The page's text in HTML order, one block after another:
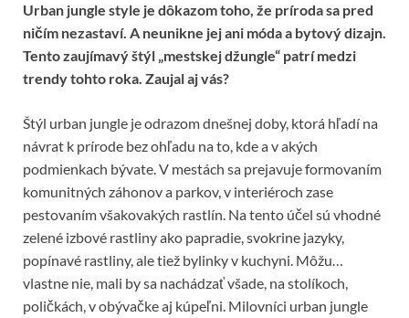
Urban jungle style je dôkazom toho, že príroda sa pred
ničím nezastaví. A neunikne jej ani móda a bytový dizajn.
Tento zaujímavý štýl „mestskej džungle“ patrí medzi
trendy tohto roka. Zaujal aj vás?
Štýl urban jungle je odrazom dnešnej doby, ktorá hľadí na
návrat k prírode bez ohľadu na to, kde a v akých
podmienkach bývate. V mestách sa prejavuje formovaním
komunitných záhonov a parkov, v interiéroch zase
pestovaním všakovakých rastlín. Na tento účel sú vhodné
zelené izbové rastliny ako papradie, svokrine jazyky,
popínavé rastliny, ale tiež bylinky v kuchyni. Môžu…
vlastne nie, mali by sa nachádzať všade, na stolíkoch,
poličkách, v obývačke aj kúpeľni. Milovníci urban jungle